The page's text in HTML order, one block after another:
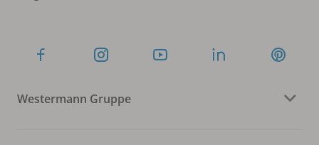
Westermann Gruppe